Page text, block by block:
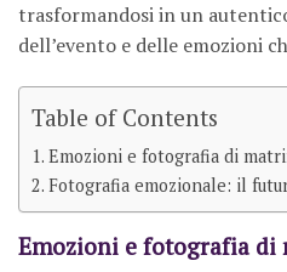
trasformandosi in un
dell’evento e delle emozioni
Table of Contents
Emozioni e fotografia di
Fotografia emozionale: il
Emozioni e fotografia